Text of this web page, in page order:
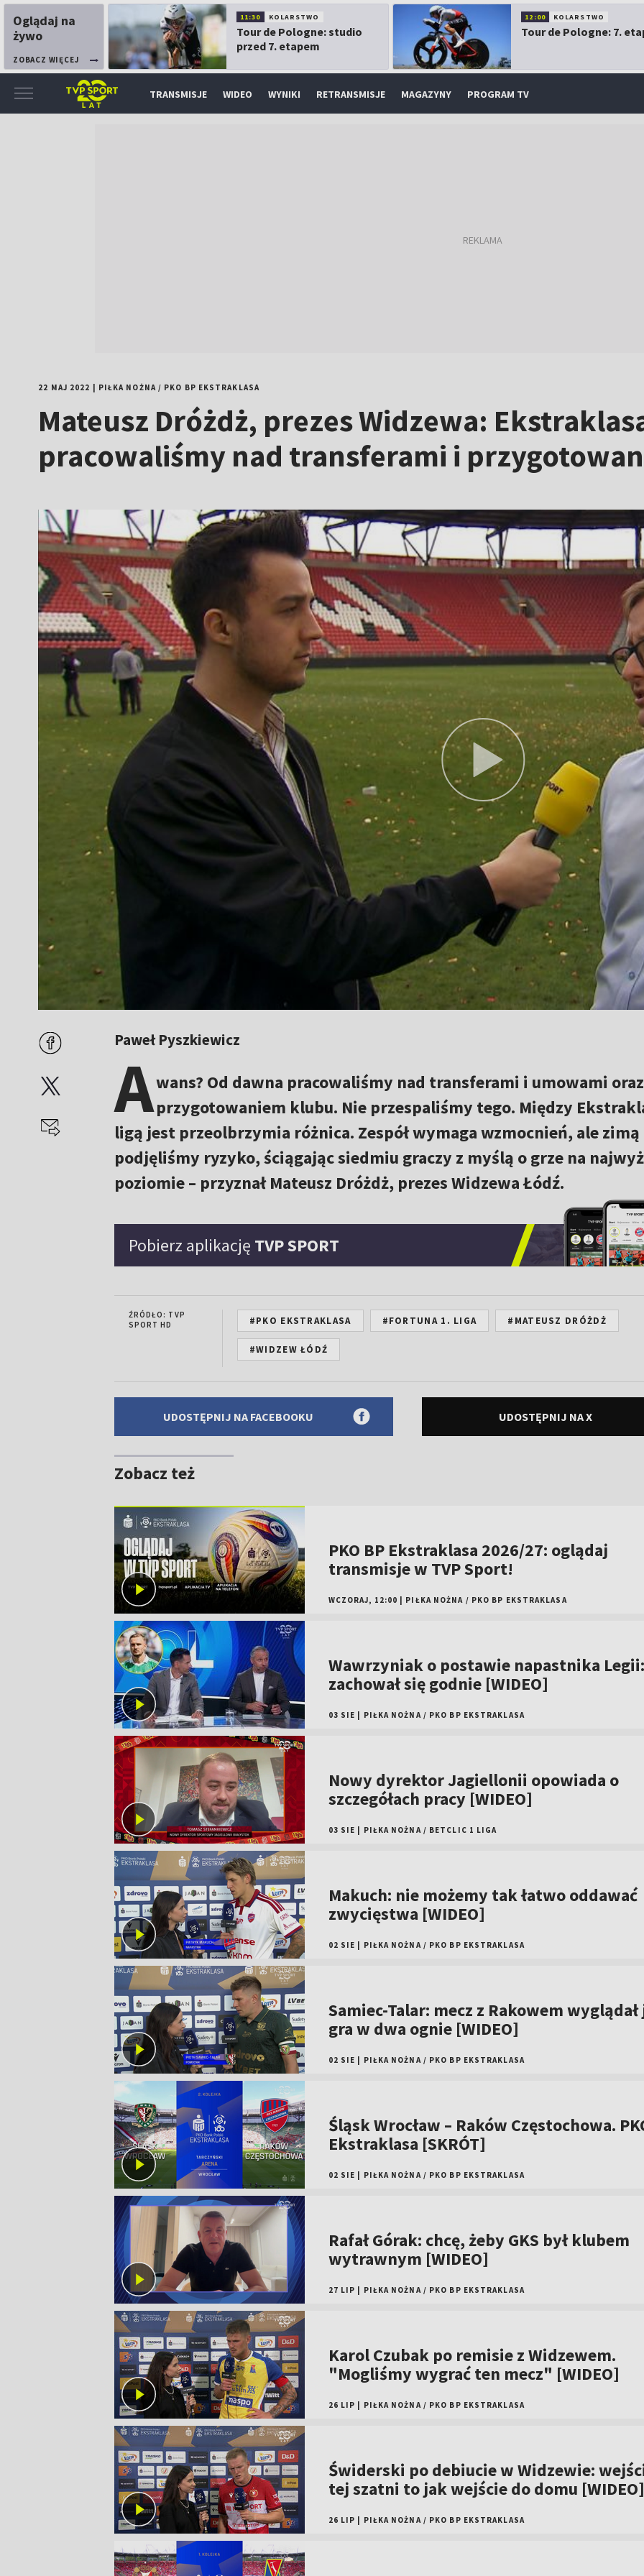
Oglądaj na
żywo
ZOBACZ WIĘCEJ
11:30 KOLARSTWO
Tour de Pologne: studio
przed 7. etapem
12:00 KOLARSTWO
Tour de Pologne: 7.
TRANSMISJE WIDEO WYNIKI RETRANSMISJE MAGAZYNY PROGRAM TV
22 MAJ 2022 PIŁKA NOŻNA/ PKO BP EKSTRAKLASA
Mateusz Dróżdż, prezes Widzewa:
pracowaliśmy nad transferami i
Paweł Pyszkiewicz
Awans? Od dawna pracowaliśmy nad transferami i umowami oraz
przygotowaniem klubu. Nie przespaliśmy tego. Między
ligą jest przeolbrzymia różnica. Zespół wymaga wzmocnień, ale zimą
podjęliśmy ryzyko, ściągając siedmiu graczy z myślą o grze na
poziomie – przyznał Mateusz Dróżdż, prezes Widzewa Łódź.
Pobierz aplikację TVP SPORT
ŹRÓDŁO: TVP
SPORT HD
#PKO EKSTRAKLASA #FORTUNA 1. LIGA #MATEUSZ DRÓŻDŻ
#WIDZEW ŁÓDŹ
UDOSTĘPNIJ NA FACEBOOKU UDOSTĘPNIJ NA X
Zobacz też
PKO BP Ekstraklasa 2026/27: oglądaj
transmisje w TVP Sport!
WCZORAJ, 12:00 PIŁKA NOŻNA / PKO BP EKSTRAKLASA
Wawrzyniak o postawie napastnika Legii:
zachował się godnie [WIDEO]
03 SIE PIŁKA NOŻNA / PKO BP EKSTRAKLASA
Nowy dyrektor Jagiellonii opowiada o
szczegółach pracy [WIDEO]
03 SIE PIŁKA NOŻNA / BETCLIC 1 LIGA
Makuch: nie możemy tak łatwo oddawać
zwycięstwa [WIDEO]
02 SIE PIŁKA NOŻNA / PKO BP EKSTRAKLASA
Samiec-Talar: mecz z Rakowem
gra w dwa ognie [WIDEO]
02 SIE PIŁKA NOŻNA / PKO BP EKSTRAKLASA
Śląsk Wrocław – Raków Częstochowa.
Ekstraklasa [SKRÓT]
02 SIE PIŁKA NOŻNA / PKO BP EKSTRAKLASA
Rafał Górak: chcę, żeby GKS był klubem
wytrawnym [WIDEO]
27 LIP PIŁKA NOŻNA / PKO BP EKSTRAKLASA
Karol Czubak po remisie z Widzewem.
"Mogliśmy wygrać ten mecz" [WIDEO]
26 LIP PIŁKA NOŻNA / PKO BP EKSTRAKLASA
Świderski po debiucie w Widzewie:
tej szatni to jak wejście do domu [WIDEO]
26 LIP PIŁKA NOŻNA / PKO BP EKSTRAKLASA